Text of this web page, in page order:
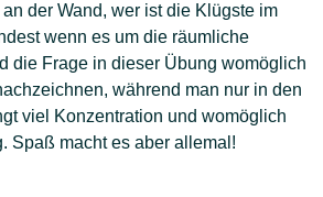
der Wand, wer ist die Klügste im
wenn es um die räumliche
die Frage in dieser Übung womöglich
während man nur in den
viel Konzentration und womöglich
Spaß macht es aber allemal!